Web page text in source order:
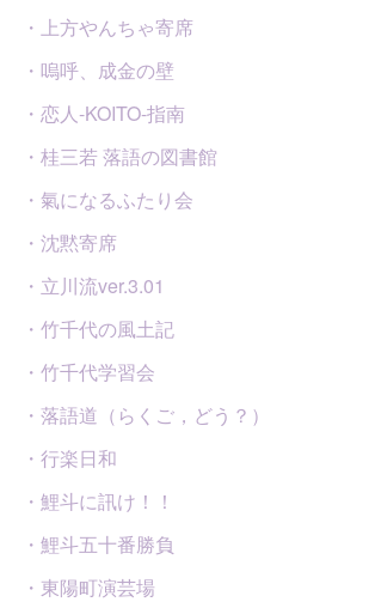
・上方やんちゃ寄席
・嗚呼、成金の壁
・恋人-KOITO-指南
・桂三若 落語の図書館
・氣になるふたり会
・沈黙寄席
・立川流ver.3.01
・竹千代の風土記
・竹千代学習会
・落語道（らくご，どう？）
・行楽日和
・鯉斗に訊け！！
・鯉斗五十番勝負
・東陽町演芸場